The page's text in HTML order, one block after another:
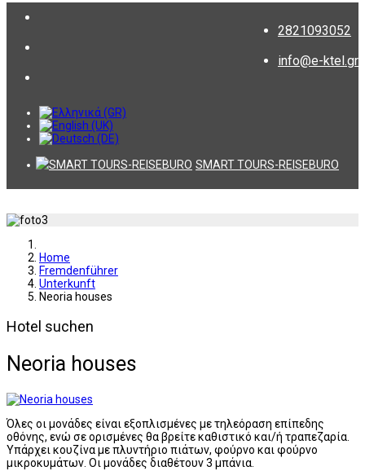
2821093052
info@e-ktel.gr
SMART TOURS-REISEBURO
Home
Fremdenführer
Unterkunft
Neoria houses
Hotel suchen
Neoria houses
Όλες οι μονάδες είναι εξοπλισμένες με τηλεόραση επίπεδης
οθόνης, ενώ σε ορισμένες θα βρείτε καθιστικό και/ή τραπεζαρία.
Υπάρχει κουζίνα με πλυντήριο πιάτων, φούρνο και φούρνο
μικροκυμάτων. Οι μονάδες διαθέτουν 3 μπάνια.